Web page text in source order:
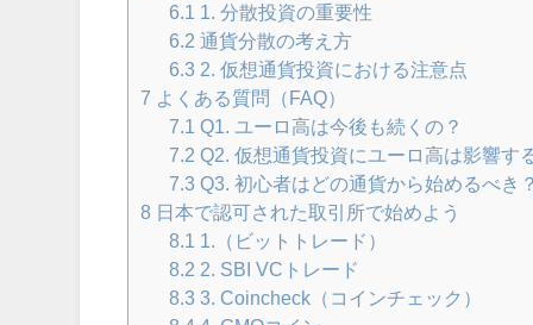
6.1 1. 分散投資の重要性
6.2 通貨分散の考え方
6.3 2. 仮想通貨投資における注意点
7 よくある質問（FAQ）
7.1 Q1. ユーロ高は今後も続くの？
7.2 Q2. 仮想通貨投資にユーロ高は影響す
7.3 Q3. 初心者はどの通貨から始めるべき
8 日本で認可された取引所で始めよう
8.1 1.（ビットトレード）
8.2 2. SBI VCトレード
8.3 3. Coincheck（コインチェック）